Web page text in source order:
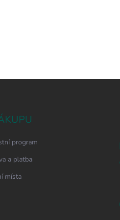
program
a platba
místa